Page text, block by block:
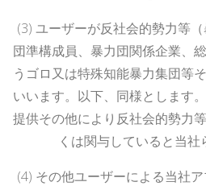
(3) ユーザーが反社会的勢力等
団準構成員、暴力団関係企業、
うゴロ又は特殊知能暴力集団等
いいます。以下、同様とします
提供その他により反社会的勢力
くは関与していると当
(4) その他ユーザーによる当社